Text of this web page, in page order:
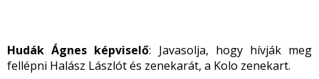
Hudák Ágnes képviselő: Javasolja, hogy hívják meg
fellépni Halász Lászlót és zenekarát, a Kolo zenekart.